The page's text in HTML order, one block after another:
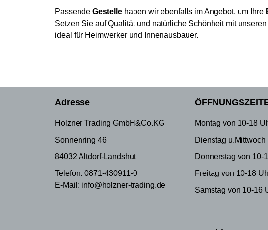
Passende Gestelle haben wir ebenfalls im Angebot, um Ihre
Setzen Sie auf Qualität und natürliche Schönheit mit
ideal für Heimwerker und Innenausbauer.
Adresse
Holzner Trading GmbH&Co.KG
Sonnenring 46
84032 Altdorf-Landshut
Telefon: 0871-430911-0
E-Mail: info@holzner-trading.de
Montag von 10-18
Dienstag
Donnerstag von 10-
Freitag von 10-18
Samstag von 10-16